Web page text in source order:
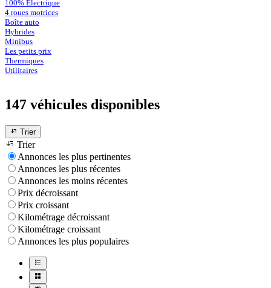
100% Electrique
4 roues motrices
Boîte auto
Hybrides
Minibus
Les petits prix
Thermiques
Utilitaires
147 véhicules disponibles
Trier
Trier
Annonces les plus pertinentes
Annonces les plus récentes
Annonces les moins récentes
Prix décroissant
Prix croissant
Kilométrage décroissant
Kilométrage croissant
Annonces les plus populaires